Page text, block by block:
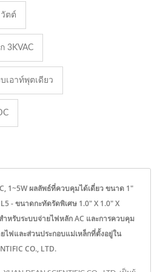
ตต์
3KVAC
เอาท์พุตเดียว
1~5W ผลลัพธ์ที่ควบคุมได้เดี่ยว ขนาด 1"
- ขนาดกะทัดรัดพิเศษ 1.0" X 1.0" X
ำหรับระบบจ่ายไฟหลัก AC และการควบคุม
ไฟและส่วนประกอบแม่เหล็กที่ตั้งอยู่ใน
CO., LTD.